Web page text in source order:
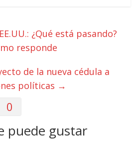
¿Qué está pasando?
responde
de la nueva cédula a
políticas →
0
puede gustar